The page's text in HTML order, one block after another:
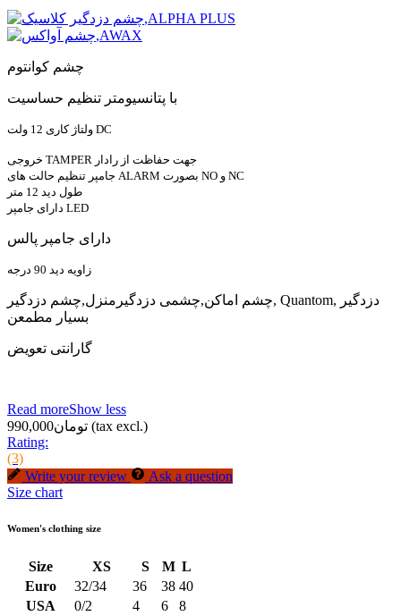
چشم کوانتوم
با پتانسیومتر تنظیم حساسیت
ولتاژ کاری 12 ولت DC
TAMPER جهت حفاظت از رادار
ALARM NO
NC
طول دید 12 متر
دارای جامپر LED
دارای جامپر پالس
زاویه دید 90 درجه
چشم اماکن,چشمی دزدگیرمنزل,چشم دزدگیر, Quantom, دزدگیر
بسیار مطمعن
گارانتی تعویض
Read moreShow less
تومان990,000 (tax excl.)
Rating:
(3)
Write your review
Ask a question
Size chart
Women's clothing size
Size XS S M L
Euro
32/34 36 38 40
USA
0/2 4 6
8